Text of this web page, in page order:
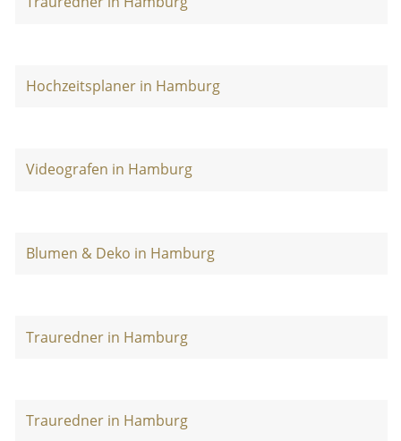
Hochzeitsplaner in Hamburg
Videografen in Hamburg
Blumen & Deko in Hamburg
Trauredner in Hamburg
Trauredner in Hamburg